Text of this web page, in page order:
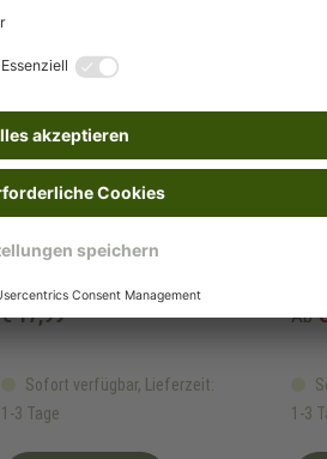
Pylonen-Hürde
Sofort verfügbar, Lieferzeit:
1-3 Tage
€ 17,99*
1-3
Ab